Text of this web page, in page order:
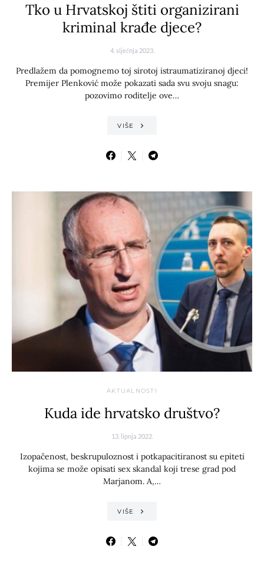
Tko u Hrvatskoj štiti organizirani
kriminal krađe djece?
4. siječnja 2023.
Predlažem da pomognemo toj sirotoj istraumatiziranoj djeci!
Premijer Plenković može pokazati sada svu svoju snagu:
pozovimo roditelje ove…
VIŠE
AKTUALNOSTI
Kuda ide hrvatsko društvo?
13. lipnja 2022.
Izopačenost, beskrupuloznost i potkapacitiranost su epiteti
kojima se može opisati sex skandal koji trese grad pod
Marjanom. A,…
VIŠE